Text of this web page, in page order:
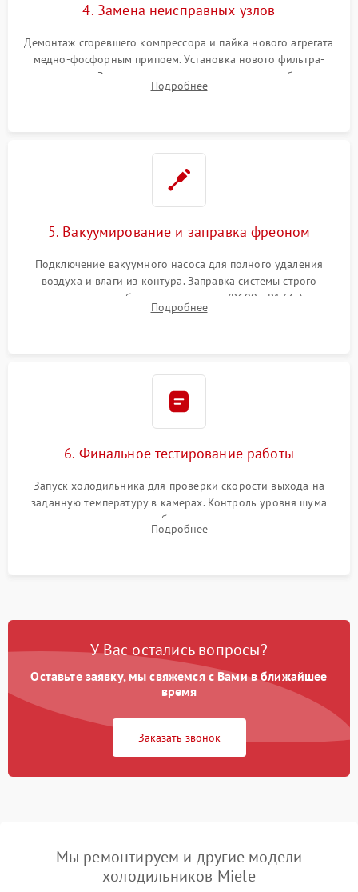
4. Замена неисправных узлов
Демонтаж сгоревшего компрессора и пайка нового агрегата
медно-фосфорным припоем. Установка нового фильтра-
осушителя. Замена изношенных вентиляторов обдува,
сломанных заслонок или поврежденных дверных петель.
Подробнее
5. Вакуумирование и заправка фреоном
Подключение вакуумного насоса для полного удаления
воздуха и влаги из контура. Заправка системы строго
дозированным объемом хладагента (R600a, R134a) по
электронным весам. Контроль рабочего давления в системе.
Подробнее
6. Финальное тестирование работы
Запуск холодильника для проверки скорости выхода на
заданную температуру в камерах. Контроль уровня шума
компрессора, отсутствия обмерзания стенок и корректного
срабатывания системы автоматической оттайки.
Подробнее
У Вас остались вопросы?
Оставьте заявку, мы свяжемся с Вами в ближайшее
время
Заказать звонок
Мы ремонтируем и другие модели
холодильников Miele